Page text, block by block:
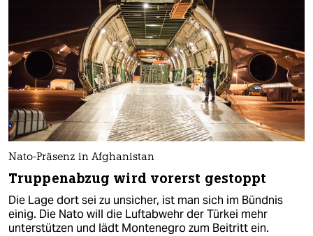
Nato-Präsenz in Afghanistan
Truppenabzug wird vorerst gestoppt
Die Lage dort sei zu unsicher, ist man sich im Bündnis
einig. Die Nato will die Luftabwehr der Türkei mehr
unterstützen und lädt Montenegro zum Beitritt ein.